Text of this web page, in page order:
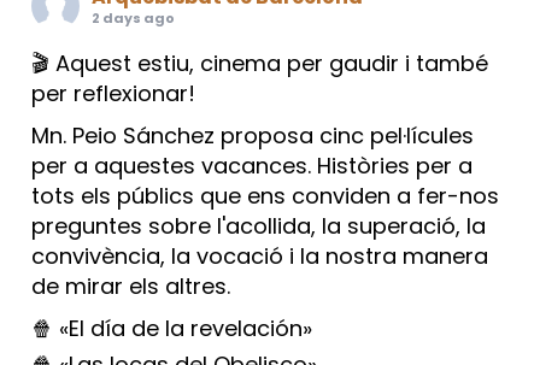
2 days ago
🎬 Aquest estiu, cinema per gaudir i també
per reflexionar!
Mn. Peio Sánchez proposa cinc pel·lícules
per a aquestes vacances. Històries per a
tots els públics que ens conviden a fer-nos
preguntes sobre l'acollida, la superació, la
convivència, la vocació i la nostra manera
de mirar els altres.
🍿 «El día de la revelación»